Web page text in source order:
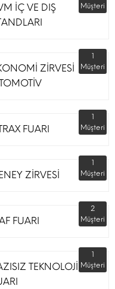
İÇ VE DIŞ
Müşteri
ZİRVESİ
1
Müşteri
FUARI
1
Müşteri
ZİRVESİ
1
Müşteri
FUARI
2
Müşteri
TEKNOLOJİLER
1
Müşteri